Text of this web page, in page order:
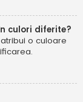
culori diferite?
o culoare